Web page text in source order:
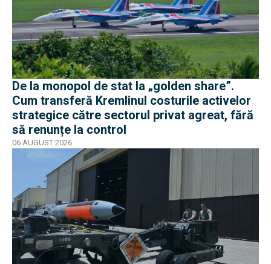
De la monopol de stat la „golden share”.
Cum transferă Kremlinul costurile activelor
strategice către sectorul privat agreat, fără
să renunțe la control
06 AUGUST 2026